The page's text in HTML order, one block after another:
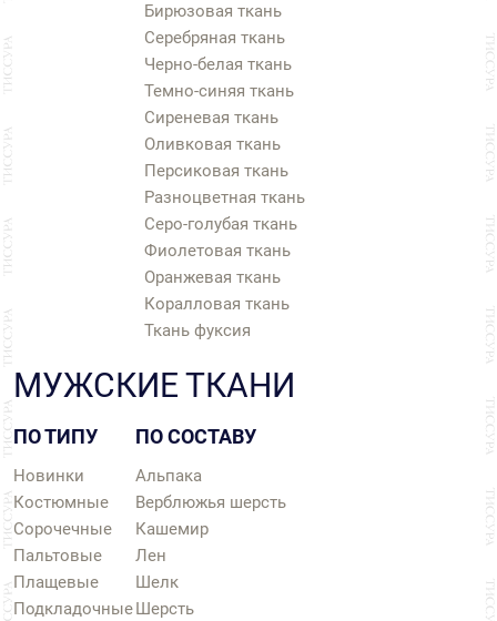
Бирюзовая ткань
Серебряная ткань
Черно-белая ткань
Темно-синяя ткань
Сиреневая ткань
Оливковая ткань
Персиковая ткань
Разноцветная ткань
Серо-голубая ткань
Фиолетовая ткань
Оранжевая ткань
Коралловая ткань
Ткань фуксия
МУЖСКИЕ ТКАНИ
ПО ТИПУ
Новинки
Костюмные
Сорочечные
Пальтовые
Плащевые
Подкладочные
ПО СОСТАВУ
Альпака
Верблюжья шерсть
Кашемир
Лен
Шелк
Шерсть